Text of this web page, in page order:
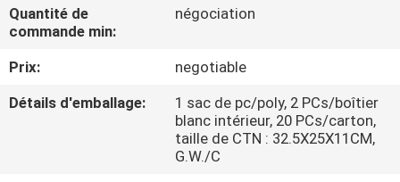
VISITE
CONTRÔLE
Quantité de
commande min:
négociation
Prix:
negotiable
Détails d'emballage:
1 sac de pc/poly, 2 PCs/boîtier
blanc intérieur, 20 PCs/carton,
taille de CTN : 32.5X25X11CM,
G.W./C